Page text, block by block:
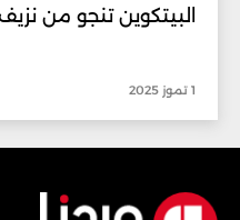
البيتكوين تنجو من
1 تموز 2025